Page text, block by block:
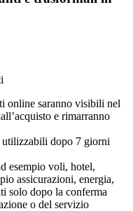
online saranno visibili nel
e rimarranno
dopo 7 giorni
esempio voli, hotel,
assicurazioni, energia,
solo dopo la conferma
o del servizio